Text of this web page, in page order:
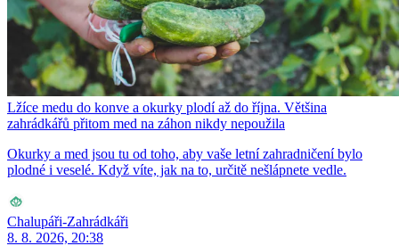
Lžíce medu do konve a okurky plodí až do října. Většina
zahrádkářů přitom med na záhon nikdy nepoužila
Okurky a med jsou tu od toho, aby vaše letní zahradničení bylo
plodné i veselé. Když víte, jak na to, určitě nešlápnete vedle.
Chalupáři-Zahrádkáři
8. 8. 2026, 20:38